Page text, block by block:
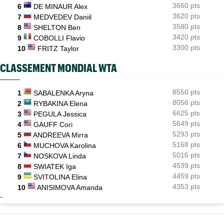
6
DE MINAUR Alex
3660 pts
7
MEDVEDEV Daniil
3620 pts
8
SHELTON Ben
3580 pts
9
COBOLLI Flavio
3420 pts
10
FRITZ Taylor 3300 pts
CLASSEMENT MONDIAL WTA
1 SABALENKA Aryna
8550 pts
2
RYBAKINA Elena
8056 pts
3
PEGULA Jessica
6625 pts
4
GAUFF Cori
5649 pts
5
ANDREEVA Mirra
5293 pts
6
MUCHOVA Karolina
5168 pts
7
NOSKOVA Linda
5016 pts
8
SWIATEK Iga
4539 pts
9
SVITOLINA Elina
4459 pts
10
ANISIMOVA Amanda 4353 pts
-